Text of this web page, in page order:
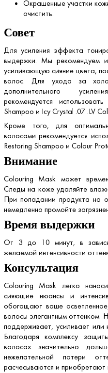
Окрашенные участки
очистить.
Совет
Для усиления эффекта
выдержки. Мы рекомендуем
усиливающую сияние цвета,
волос. Для ухода за
дополнительного
рекомендуется
Shampoo и Icy Crystal .07 .LV
Кроме того, для
волосами рекомендуется
Restoring Shampoo и Colour
Внимание
Colouring Mask может
Следы на коже удаляйте
При попадании продукта на
немедленно промойте
Время выдержки
От 3 до 10 минут, в
желаемой интенсивности
Консультация
Colouring Mask легко
сияющие нюансы и
обогащают ваше
волосы элегантным оттенком.
поддерживает, усиливает или
Благодаря комплексу
волосах значительно
нежелательной потери
расчесываются и приобретают